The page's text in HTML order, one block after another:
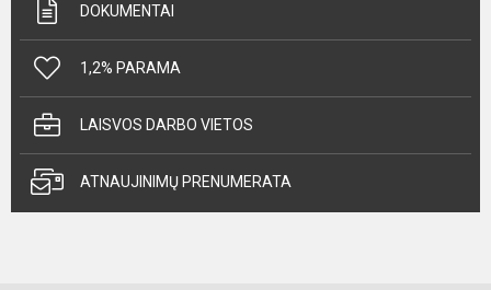
DOKUMENTAI
1,2% PARAMA
LAISVOS DARBO VIETOS
ATNAUJINIMŲ PRENUMERATA